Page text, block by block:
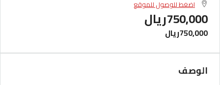
اضغط للوصول للموقع
750,000ريال
750,000ريال
الوصف